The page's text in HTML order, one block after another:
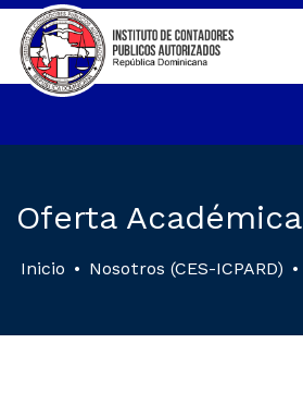
Oferta Académica
Inicio • Nosotros (CES-ICPARD) •